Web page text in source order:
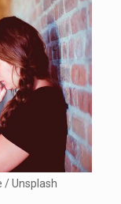
/ Unsplash